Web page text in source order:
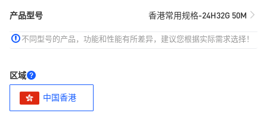
产品型号 香港常用规格-24H32G 50M
不同型号的产品，功能和性能有所差异，建议您根据实际需求选择！
区域
中国香港